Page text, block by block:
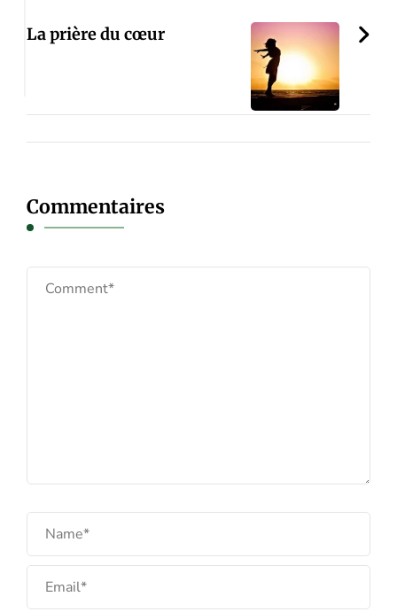
La prière du cœur
Commentaires